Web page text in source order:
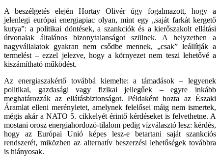
A beszélgetés elején Hortay Olivér úgy fogalmazott, hogy a
jelenlegi európai energiapiac olyan, mint egy „saját farkát kergető
kutya”: a politikai döntések, a szankciók és a kierőszakolt ellátási
útvonalak általános bizonytalanságot szülnek. A helyzetben a
nagyvállalatok gyakran nem csődbe mennek, „csak” leállítják a
termelést – ezzel jelezve, hogy a környezet nem teszi lehetővé a
kiszámítható működést.
Az energiaszakértő továbbá kiemelte: a támadások – legyenek
politikai, gazdasági vagy fizikai jellegűek – egyre inkább
meghatározzák az ellátásbiztonságot. Példaként hozta az Északi
Áramlat elleni merényletet, amelynek felelősei máig nem ismertek,
mégis akár a NATO 5. cikkelyét érintő kérdéseket is felvethetne. A
mostani orosz energiahordozó-tilalom pedig vízválasztó lesz: kérdés,
hogy az Európai Unió képes lesz-e betartani saját szankciós
rendszerét, miközben az alternatív beszerzési lehetőségek továbbra
is hiányosak.